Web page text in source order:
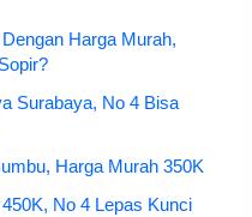
Harga Murah,
Surabaya, No 4 Bisa
Harga Murah 350K
No 4 Lepas Kunci